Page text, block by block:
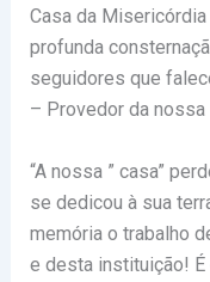
Casa da
profunda
seguidores que
– Provedor da nossa
“A nossa ” casa”
se dedicou à sua
memória o trabalho
e desta instituição!